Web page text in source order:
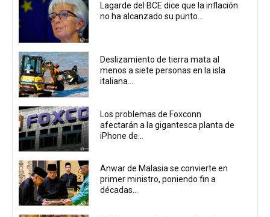
Lagarde del BCE dice que la inflación
no ha alcanzado su punto...
Deslizamiento de tierra mata al
menos a siete personas en la isla
italiana...
Los problemas de Foxconn
afectarán a la gigantesca planta de
iPhone de...
Anwar de Malasia se convierte en
primer ministro, poniendo fin a
décadas...